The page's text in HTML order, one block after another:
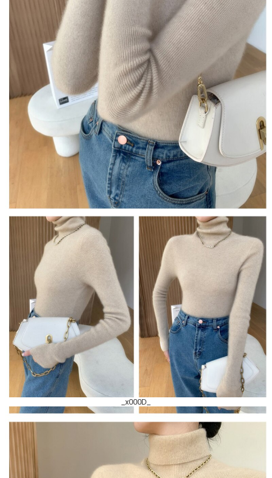
_x000D_